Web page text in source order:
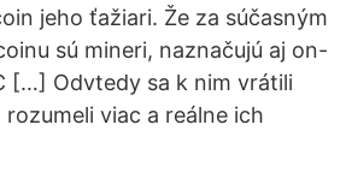
jeho ťažiari. Že za súčasným
sú mineri, naznačujú aj on-
[…] Odvtedy sa k nim vrátili
viac a reálne ich